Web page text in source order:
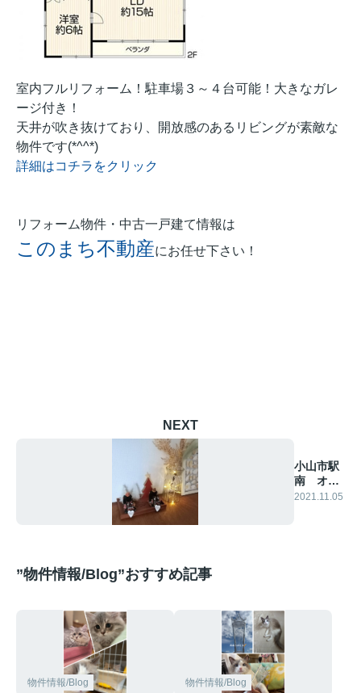
室内フルリフォーム！駐車場３～４台可能！大きなガレ
ージ付き！
天井が吹き抜けており、開放感のあるリビングが素敵な
物件です(*^^*)
詳細はコチラをクリック
リフォーム物件・中古一戸建て情報は
このまち不動産にお任せ下さい！
NEXT
小山市駅
南 オー
ル電化住
2021.11.05
”物件情報/Blog”おすすめ記事
物件情報/Blog 物件情報/Blog